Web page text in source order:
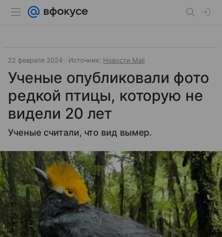
22 февраля 2024 Источник: Новости Mail
Ученые опубликовали фото
редкой птицы, которую не
видели 20 лет
Ученые считали, что вид вымер.